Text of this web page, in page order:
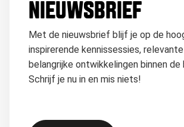
NIEUWSBRIEF
Met de nieuwsbrief blijf je op de
inspirerende kennissessies,
belangrijke ontwikkelingen binnen de
Schrijf je nu in en mis niets!